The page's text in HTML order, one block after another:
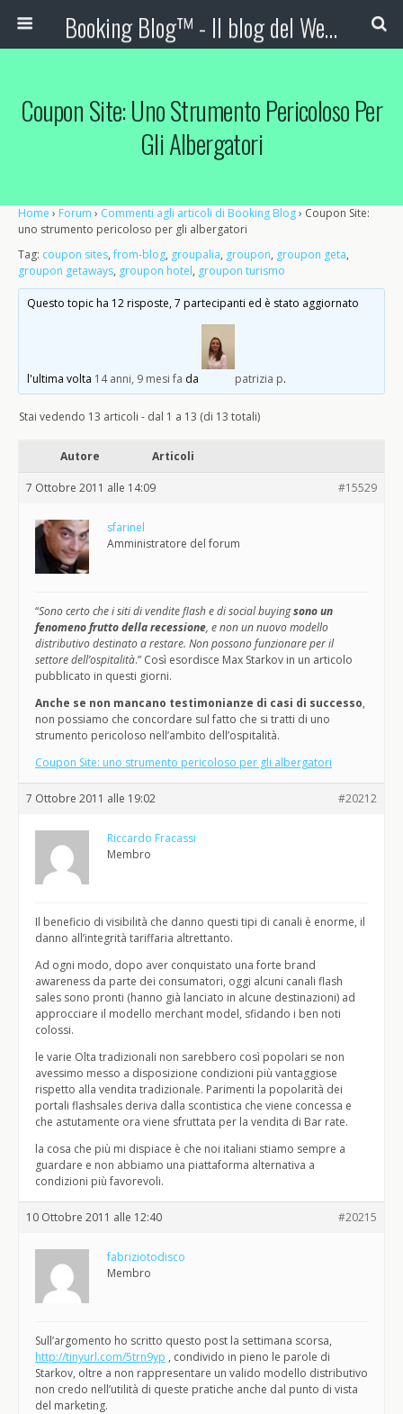
Booking Blog™ - Il blog del Web Marketing Turistico
Coupon Site: Uno Strumento Pericoloso Per
Gli Albergatori
Home › Forum › Commenti agli articoli di Booking Blog› Coupon Site:
uno strumento pericoloso per gli albergatori
Tag: coupon sites,from-blog, groupalia, groupon, groupon geta,
groupon getaways, groupon hotel, groupon turismo
Questo topic ha 12 risposte, 7 partecipanti ed è stato aggiornato
l'ultima volta 14 anni, 9 mesi fa da patrizia p.
Stai vedendo 13 articoli - dal 1 a 13 (di 13 totali)
Autore Articoli
7 Ottobre 2011 alle 14:09 #15529
sfarinel
Amministratore del forum
“Sono certo che i siti di vendite flash e di social buyingsono un
fenomeno frutto della recessione, e non un nuovo modello
distributivo destinato a restare. Non possono funzionare per il
settore dell’ospitalità.” Così esordisce Max Starkov in un articolo
pubblicato in questi giorni.
Anche se non mancano testimonianze di casi di successo,
non possiamo che concordare sul fatto che si tratti di uno
strumento pericoloso nell’ambito dell’ospitalità.
Coupon Site: uno strumento pericoloso per gli albergatori
7 Ottobre 2011 alle 19:02 #20212
Riccardo Fracassi
Membro
Il beneficio di visibilità che danno questi tipi di canali è enorme, il
danno all’integrità tariffaria altrettanto.
Ad ogni modo, dopo aver conquistato una forte brand
awareness da parte dei consumatori, oggi alcuni canali flash
sales sono pronti (hanno già lanciato in alcune destinazioni) ad
approcciare il modello merchant model, sfidando i ben noti
colossi.
le varie Olta tradizionali non sarebbero così popolari se non
avessimo messo a disposizione condizioni più vantaggiose
rispetto alla vendita tradizionale. Parimenti la popolarità dei
portali flashsales deriva dalla scontistica che viene concessa e
che astutamente ora viene sfruttata per la vendita di Bar rate.
la cosa che più mi dispiace è che noi italiani stiamo sempre a
guardare e non abbiamo una piattaforma alternativa a
condizioni più favorevoli.
10 Ottobre 2011 alle 12:40 #20215
fabriziotodisco
Membro
Sull’argomento ho scritto questo post la settimana scorsa,
http://tinyurl.com/5trn9yp , condivido in pieno le parole di
Starkov, oltre a non rappresentare un valido modello distributivo
non credo nell’utilità di queste pratiche anche dal punto di vista
del marketing.